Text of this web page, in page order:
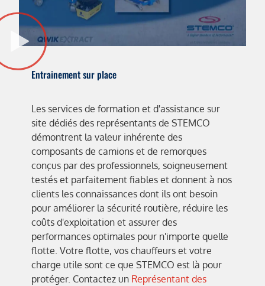
Entrainement sur place
Les services de formation et d'assistance sur
site dédiés des représentants de STEMCO
démontrent la valeur inhérente des
composants de camions et de remorques
conçus par des professionnels, soigneusement
testés et parfaitement fiables et donnent à nos
clients les connaissances dont ils ont besoin
pour améliorer la sécurité routière, réduire les
coûts d'exploitation et assurer des
performances optimales pour n'importe quelle
flotte. Votre flotte, vos chauffeurs et votre
charge utile sont ce que STEMCO est là pour
protéger. Contactez un Représentant des